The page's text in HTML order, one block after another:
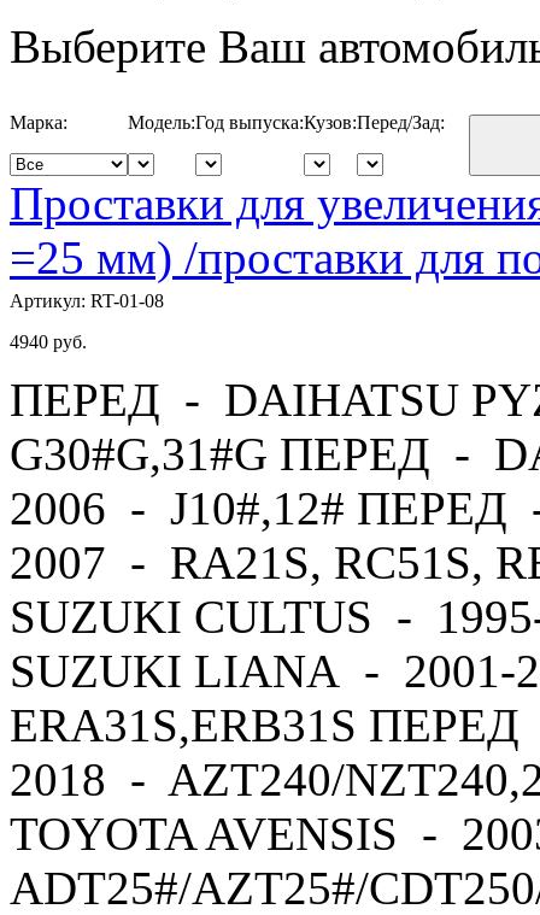
Выберите Ваш
Марка: Модель:Год выпуска:Кузов:Перед/Зад:
Проставки для
=25 мм) /проставки для
Артикул: RT-01-08
4940 руб.
ПЕРЕД - DAIHATSU
G30#G,31#G ПЕРЕД -
2006 - J10#,12# ПЕРЕД
2007 - RA21S, RC51S,
SUZUKI CULTUS -
SUZUKI LIANA - 2001-
ERA31S,ERB31S
2018 - AZT240/
TOYOTA AVENSIS -
ADT25#/AZT25#/